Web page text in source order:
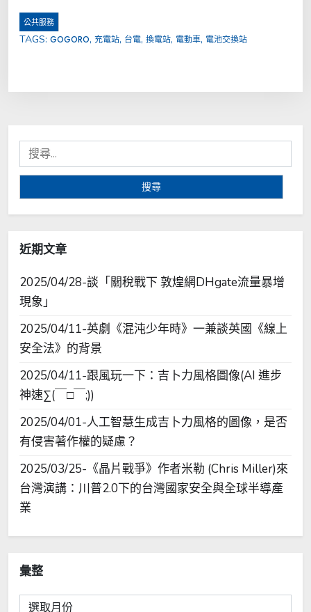
公共服務
TAGS: GOGORO, 充電站, 台電, 換電站, 電動車, 電池交換站
搜
尋
近期文章
2025/04/28-談「關稅戰下 敦煌網DHgate流量暴增
現象」
2025/04/11-英劇《混沌少年時》一兼談英國《線上
安全法》的背景
2025/04/11-跟風玩一下：吉卜力風格圖像(AI 進步
神速∑(￣□￣;))
2025/04/01-人工智慧生成吉卜力風格的圖像，是否
有侵害著作權的疑慮？
2025/03/25-《晶片戰爭》作者米勒 (Chris Miller)來
台灣演講：川普2.0下的台灣國家安全與全球半導產
業
彙整
彙